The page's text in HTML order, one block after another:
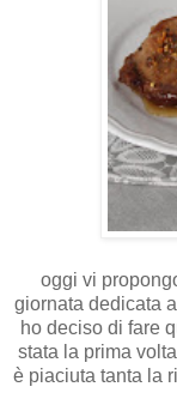
oggi vi
giornata dedicata
ho deciso di fare
stata la prima
è piaciuta tanta la